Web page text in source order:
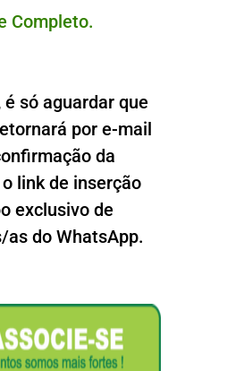
Completo.
é só aguardar que
por e-mail
da
link de inserção
exclusivo de
as do WhatsApp.